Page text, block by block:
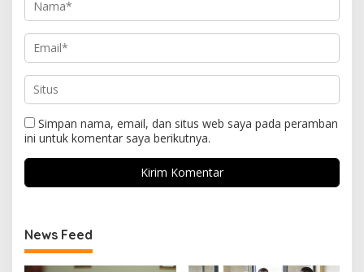
Simpan nama, email, dan situs web saya pada peramban
ini untuk komentar saya berikutnya.
News Feed